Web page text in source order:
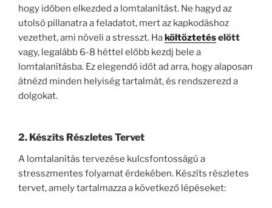
hogy időben elkezded a lomtalanítást. Ne hagyd az
utolsó pillanatra a feladatot, mert az kapkodáshoz
vezethet, ami növeli a stresszt. Haköltöztetéselőtt
vagy, legalább 6-8 héttel előbb kezdj bele a
lomtalanításba. Ez elegendő időt ad arra, hogy alaposan
átnézd minden helyiség tartalmát, és rendszerezd a
dolgokat.
2. Készíts Részletes Tervet
A lomtalanítás tervezése kulcsfontosságú a
stresszmentes folyamat érdekében. Készíts részletes
tervet, amely tartalmazza a következő lépéseket: